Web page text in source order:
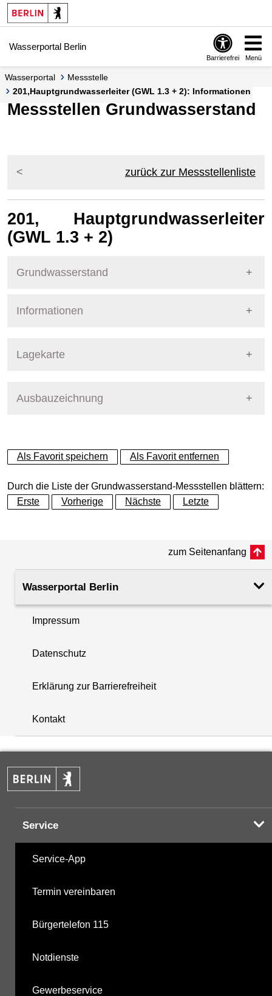
Springe zur Navigation
Springe zum Inhalt
Wasserportal Berlin
Barrierefrei Menü
Wasserportal
Messstelle
201,Hauptgrundwasserleiter (GWL 1.3 + 2): Informationen
Messstellen Grundwasserstand
zurück zur Messstellenliste
201, Hauptgrundwasserleiter
(GWL 1.3 + 2)
Grundwasserstand
Dynamische Grafik
Informationen
Nummer
Ausprägung GW-Stand
Grundwasserleiter Hauptgrundwasserleiter
Rohroberkante
(m ü. NHN)
35.26
Filteroberkante
(m u. GOK)
Lagekarte
+
+
−
Ausbauzeichnung
Als Favorit speichern Als Favorit entfernen
Durch die Liste der Grundwasserstand-Messstellen blättern:
Erste
Vorherige Nächste Letzte
zum Seitenanfang
Wasserportal Berlin
Impressum
Datenschutz
Erklärung zur Barrierefreiheit
Kontakt
Service
Service-App
Termin vereinbaren
Bürgertelefon 115
Notdienste
Gewerbeservice